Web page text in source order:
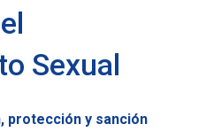
Sexual
protección y sanción